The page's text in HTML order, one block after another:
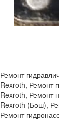
Ремонт
Rexroth, Ремонт
Rexroth, Ремонт
Rexroth (Бош),
Ремонт